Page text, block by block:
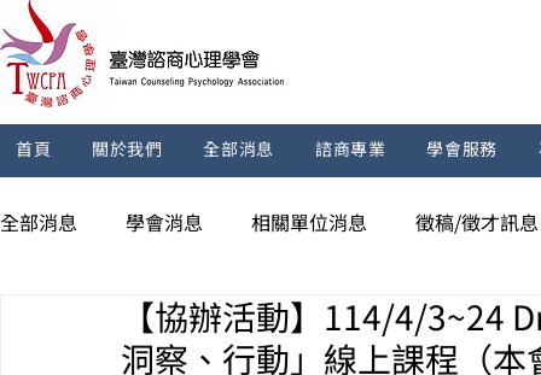
首頁 關於我們 全部消息 諮商專業 學會服務
全部消息 學會消息 相關單位消息 徵稿/徵才訊息
【協辦活動】114/4/3~24
洞察、行動」線上課程（